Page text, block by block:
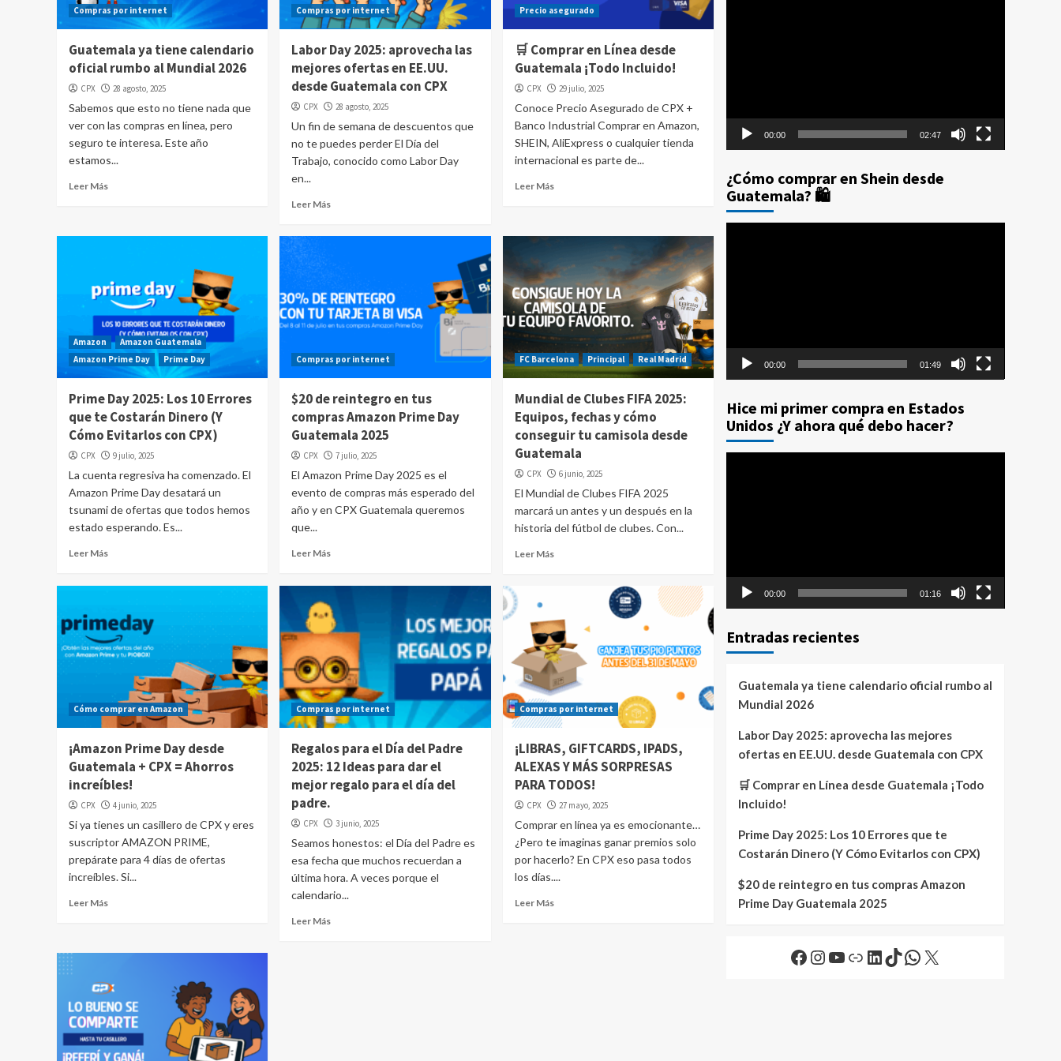
Compras por internet
Guatemala ya tiene calendario
oficial rumbo al Mundial 2026
CPX 28 agosto, 2025
Sabemos que esto no tiene nada que
ver con las compras en línea, pero
seguro te interesa. Este año
estamos...
Leer Más
Compras por internet
Labor Day 2025: aprovecha las
mejores ofertas en EE.UU.
desde Guatemala con CPX
CPX 28 agosto, 2025
Un fin de semana de descuentos que
no te puedes perder El Día del
Trabajo, conocido como Labor Day
en...
Leer Más
Precio asegurado
🛒 Comprar en Línea desde
Guatemala ¡Todo Incluido!
CPX 29 julio, 2025
Conoce Precio Asegurado de CPX +
Banco Industrial Comprar en Amazon,
SHEIN, AliExpress o cualquier tienda
internacional es parte de...
Leer Más
Amazon
Amazon Guatemala
Amazon Prime Day
Prime Day
Prime Day 2025: Los 10 Errores
que te Costarán Dinero (Y
Cómo Evitarlos con CPX)
CPX 9 julio, 2025
La cuenta regresiva ha comenzado. El
Amazon Prime Day desatará un
tsunami de ofertas que todos hemos
estado esperando. Es...
Leer Más
Compras por internet
$20 de reintegro en tus
compras Amazon Prime Day
Guatemala 2025
CPX 7 julio, 2025
El Amazon Prime Day 2025 es el
evento de compras más esperado del
año y en CPX Guatemala queremos
que...
Leer Más
FC Barcelona Principal Real Madrid
Mundial de Clubes FIFA 2025:
Equipos, fechas y cómo
conseguir tu camisola desde
Guatemala
CPX 6 junio, 2025
El Mundial de Clubes FIFA 2025
marcará un antes y un después en la
historia del fútbol de clubes. Con...
Leer Más
Cómo comprar en Amazon
¡Amazon Prime Day desde
Guatemala + CPX = Ahorros
increíbles!
CPX 4 junio, 2025
Si ya tienes un casillero de CPX y eres
suscriptor AMAZON PRIME,
prepárate para 4 días de ofertas
increíbles. Si...
Leer Más
Compras por internet
Regalos para el Día del Padre
2025: 12 Ideas para dar el
mejor regalo para el día del
padre.
CPX 3 junio, 2025
Seamos honestos: el Día del Padre es
esa fecha que muchos recuerdan a
última hora. A veces porque el
calendario...
Leer Más
Compras por internet
¡LIBRAS, GIFTCARDS, IPADS,
ALEXAS Y MÁS SORPRESAS
PARA TODOS!
CPX 27 mayo, 2025
Comprar en línea ya es emocionante…
¿Pero te imaginas ganar premios solo
por hacerlo? En CPX eso pasa todos
los días....
Leer Más
00:00 02:47
¿Cómo comprar en Shein desde
Guatemala? 🛍️
00:00 01:49
Hice mi primer compra en Estados
Unidos ¿Y ahora qué debo hacer?
00:00 01:16
Entradas recientes
Guatemala ya tiene calendario oficial rumbo al
Mundial 2026
Labor Day 2025: aprovecha las mejores
ofertas en EE.UU. desde Guatemala con CPX
🛒 Comprar en Línea desde Guatemala ¡Todo
Incluido!
Prime Day 2025: Los 10 Errores que te
Costarán Dinero (Y Cómo Evitarlos con CPX)
$20 de reintegro en tus compras Amazon
Prime Day Guatemala 2025
Facebook
Instagram
YouTube
LinkLinkedIn
TikTok
WhatsApp
X